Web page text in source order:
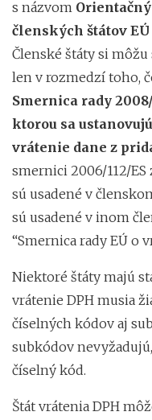
s názvom
členských štátov
Členské štáty si
len v rozmedzí toho,
Smernica rady
ktorou sa
vrátenie dane z
smernici 2006/112/
sú usadené v
sú usadené v inom
“Smernica rady EÚ o
Niektoré štáty majú
vrátenie DPH musia
číselných kódov aj
subkódov
číselný kód.
Štát vrátenia DPH